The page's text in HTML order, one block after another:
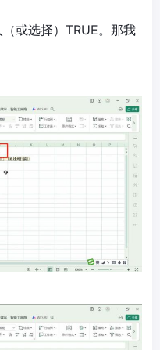
或选择）TRUE。那我